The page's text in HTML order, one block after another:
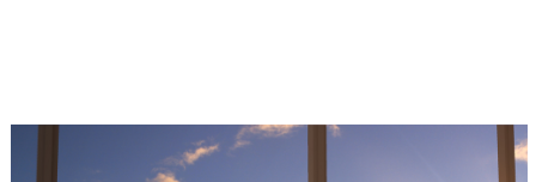
בחו״ל בלי עמלות ובלי כאב
ראש